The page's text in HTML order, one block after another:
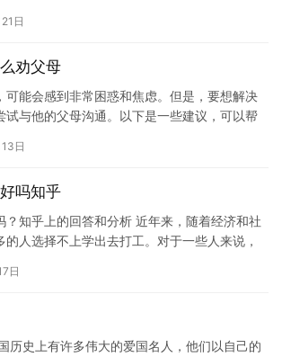
日
劝父母
可能会感到非常困惑和焦虑。但是，要想解决
试与他的父母沟通。以下是一些建议，可以帮
日
吗知乎
？知乎上的回答和分析 近年来，随着经济和社
人选择不上学出去打工。对于一些人来说，
日
历史上有许多伟大的爱国名人，他们以自己的